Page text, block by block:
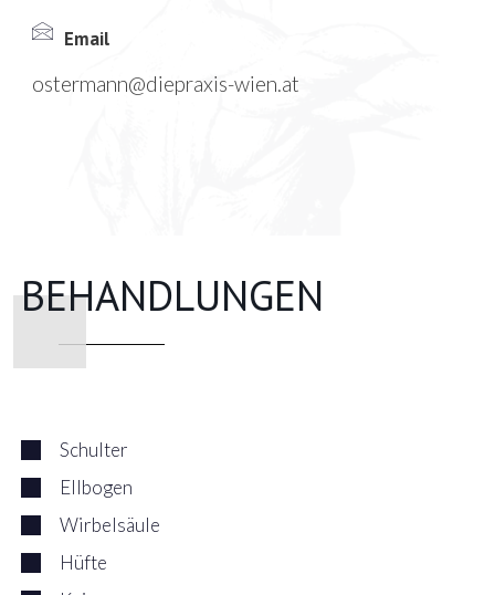
Email
ostermann@diepraxis-wien.at
BEHANDLUNGEN
Schulter
Ellbogen
Wirbelsäule
Hüfte